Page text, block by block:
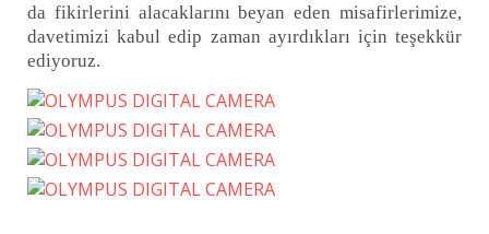
da fikirlerini alacaklarını beyan eden misafirlerimize,
davetimizi kabul edip zaman ayırdıkları için teşekkür
ediyoruz.